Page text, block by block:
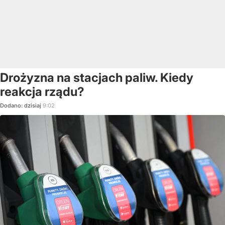
Drożyzna na stacjach paliw. Kiedy
reakcja rządu?
Dodano: dzisiaj 9:02